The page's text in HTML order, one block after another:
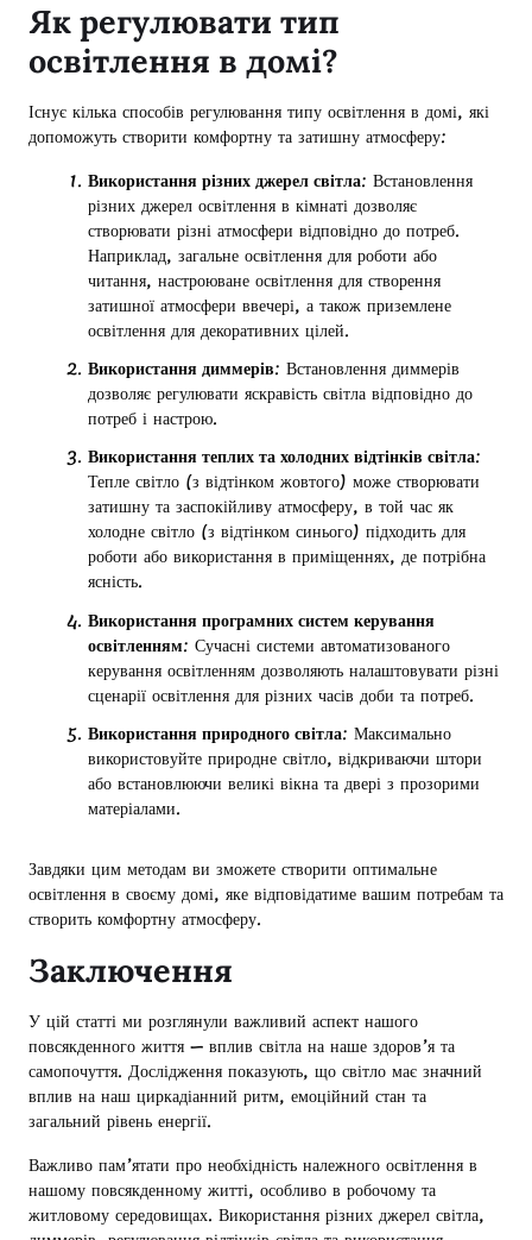
Як регулювати тип
освітлення в домі?
Існує кілька способів регулювання типу освітлення в домі, які
допоможуть створити комфортну та затишну атмосферу:
Використання різних джерел світла: Встановлення
різних джерел освітлення в кімнаті дозволяє
створювати різні атмосфери відповідно до потреб.
Наприклад, загальне освітлення для роботи або
читання, настроюване освітлення для створення
затишної атмосфери ввечері, а також приземлене
освітлення для декоративних цілей.
Використання диммерів: Встановлення диммерів
дозволяє регулювати яскравість світла відповідно до
потреб і настрою.
Використання теплих та холодних відтінків світла:
Тепле світло (з відтінком жовтого) може створювати
затишну та заспокійливу атмосферу, в той час як
холодне світло (з відтінком синього) підходить для
роботи або використання в приміщеннях, де потрібна
ясність.
Використання програмних систем керування
освітленням: Сучасні системи автоматизованого
керування освітленням дозволяють налаштовувати різні
сценарії освітлення для різних часів доби та потреб.
Використання природного світла: Максимально
використовуйте природне світло, відкриваючи штори
або встановлюючи великі вікна та двері з прозорими
матеріалами.
Завдяки цим методам ви зможете створити оптимальне
освітлення в своєму домі, яке відповідатиме вашим потребам та
створить комфортну атмосферу.
Заключення
У цій статті ми розглянули важливий аспект нашого
повсякденного життя — вплив світла на наше здоров’я та
самопочуття. Дослідження показують, що світло має значний
вплив на наш циркадіанний ритм, емоційний стан та
загальний рівень енергії.
Важливо пам’ятати про необхідність належного освітлення в
нашому повсякденному житті, особливо в робочому та
житловому середовищах. Використання різних джерел світла,